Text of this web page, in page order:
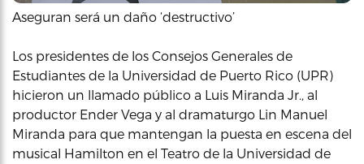
Aseguran será un daño ‘destructivo’
Los presidentes de los Consejos Generales de
Estudiantes de la Universidad de Puerto Rico (UPR)
hicieron un llamado público a Luis Miranda Jr., al
productor Ender Vega y al dramaturgo Lin Manuel
Miranda para que mantengan la puesta en escena del
musical Hamilton en el Teatro de la Universidad de